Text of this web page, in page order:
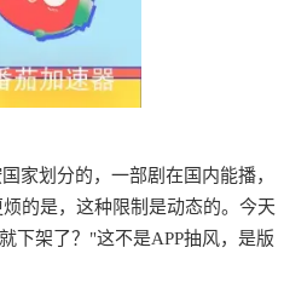
家划分的，一部剧在国内能播，
的是，这种限制是动态的。今天
下架了？"这不是APP抽风，是版